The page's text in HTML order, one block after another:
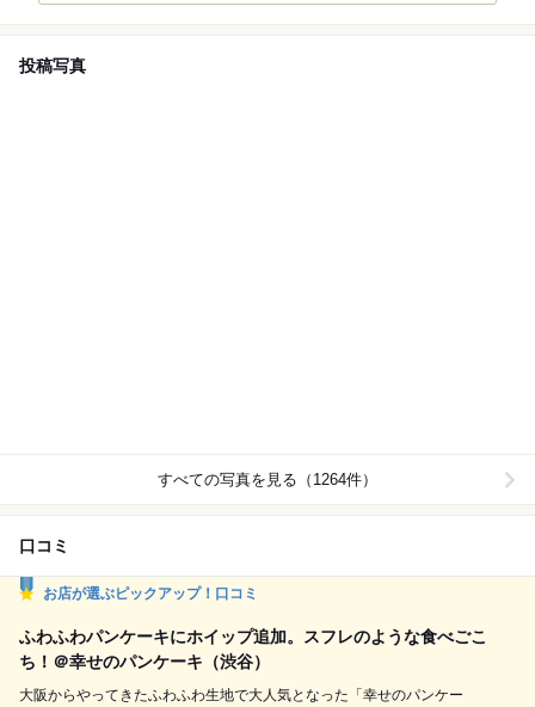
投稿写真
すべての写真を見る（1264件）
口コミ
お店が選ぶピックアップ！口コミ
ふわふわパンケーキにホイップ追加。スフレのような食べごこ
ち！＠幸せのパンケーキ（渋谷）
大阪からやってきたふわふわ生地で大人気となった「幸せのパンケー